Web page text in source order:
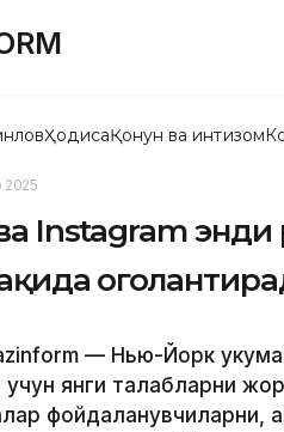
ҲодисаҚонун ва интизом
2025
Instagram энди
— Нью-Йорк
янги талабларни
фойдаланувчиларни,